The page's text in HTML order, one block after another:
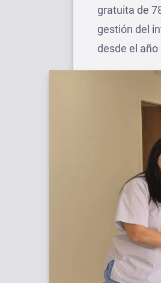
gratuita de
gestión del
desde el año